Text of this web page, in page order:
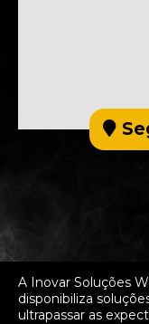
A Inovar Soluções
disponibiliza
ultrapassar as